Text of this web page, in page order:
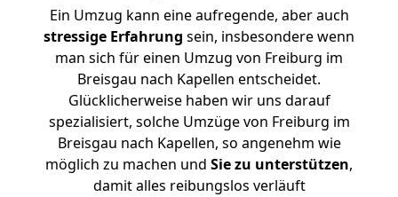
Ein Umzug kann eine aufregende, aber auch
stressige Erfahrung sein, insbesondere wenn
man sich für einen Umzug von Freiburg im
Breisgau nach Kapellen entscheidet.
Glücklicherweise haben wir uns darauf
spezialisiert, solche Umzüge von Freiburg im
Breisgau nach Kapellen, so angenehm wie
möglich zu machen und Sie zu unterstützen,
damit alles reibungslos verläuft